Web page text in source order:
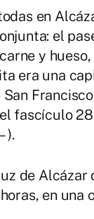
en
el
y
era una
fascículo 28
de Alcázar
en una